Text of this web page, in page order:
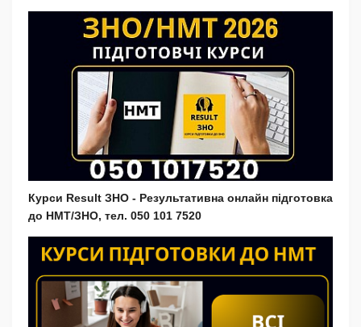
Курси Result ЗНО - Результативна онлайн підготовка
до НМТ/ЗНО, тел. 050 101 7520